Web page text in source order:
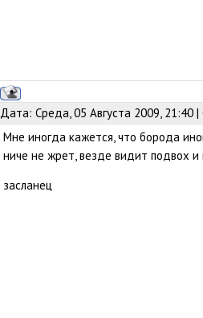
Дата: Среда, 05 Августа 2009, 21:40
Мне иногда кажется, что борода
ниче не жрет, везде видит подвох и
засланец